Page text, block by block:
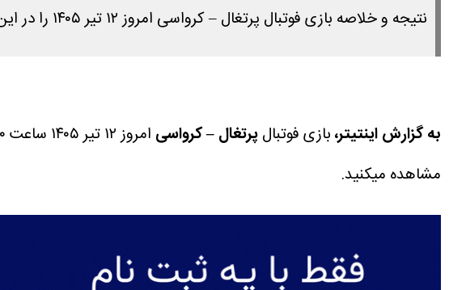
نتیجه و خلاصه بازی فوتبال پرتغال – کرواسی امروز ۱۲ تیر ۱۴۰۵ را در این لینک مشاهده میکنید.
به گزارش اینتیتر،بازی فوتبالپرتغال – کرواسی امروز ۱۲ تیر ۱۴۰۵ ساعت ۲:۳۰ برگزار می شود.
مشاهده میکنید.